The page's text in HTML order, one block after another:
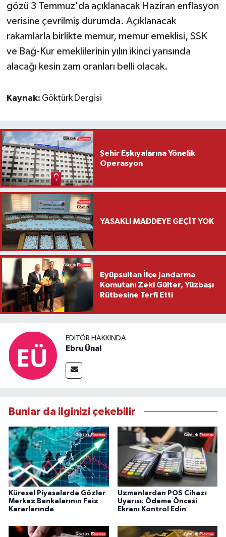
gözü 3 Temmuz'da açıklanacak Haziran enflasyon
verisine çevrilmiş durumda. Açıklanacak
rakamlarla birlikte memur, memur emeklisi, SSK
ve Bağ-Kur emeklilerinin yılın ikinci yarısında
alacağı kesin zam oranları belli olacak.
Kaynak: Göktürk Dergisi
Şehir Eşkıyalarına Yönelik
Operasyon
YASAKLI MADDEYE GEÇİT YOK
Eyüpsultan İlçe Jandarma
Komutanı Zeki Gülter, Yüzbaşı
Rütbesine Terfi Etti
EDITÖR HAKKINDA
Ebru Ünal
Bunlar da ilginizi çekebilir
Küresel Piyasalarda Gözler
Merkez Bankalarının Faiz
Kararlarında
Uzmanlardan POS Cihazı
Uyarısı: Ödeme Öncesi
Ekranı Kontrol Edin